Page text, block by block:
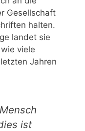
Gesellschaft
halten.
landet sie
viele
Jahren
ist